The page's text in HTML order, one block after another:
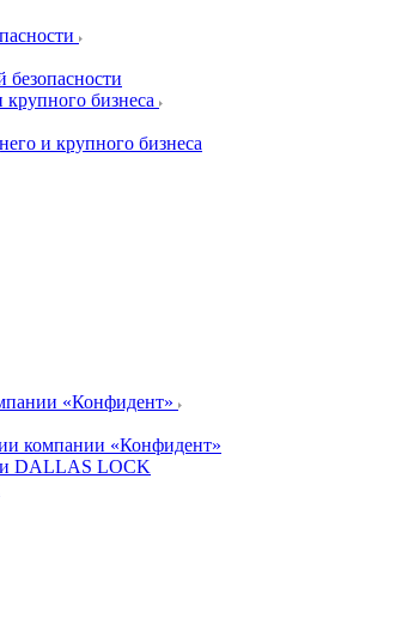
безопасности
бизнеса
и крупного бизнеса
«Конфидент»
компании «Конфидент»
DALLAS LOCK